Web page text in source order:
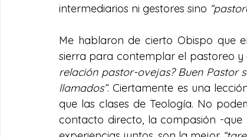
intermediarios ni gestores sino
Me hablaron de cierto Obispo que
sierra para contemplar el pastoreo y
relación pastor-ovejas? Buen Pastor
llamados”. Ciertamente es una
que las clases de Teología. No
contacto directo, la compasión -